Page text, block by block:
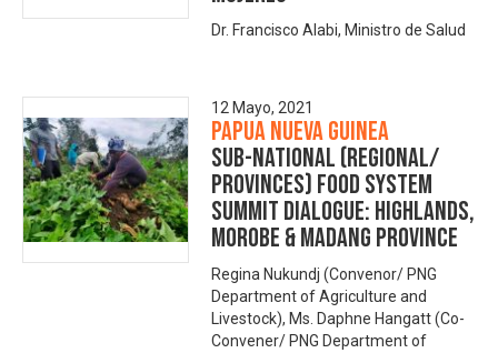
Dr. Francisco Alabi, Ministro de Salud
12 Mayo, 2021
Papua Nueva Guinea
Sub-national (Regional/
Provinces) Food System
Summit Dialogue: Highlands,
Morobe & Madang Province
Regina Nukundj (Convenor/ PNG
Department of Agriculture and
Livestock), Ms. Daphne Hangatt (Co-
Convener/ PNG Department of